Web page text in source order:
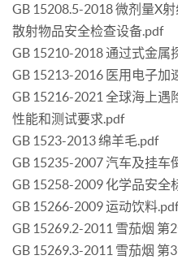
GB 15208.5-2018 微剂量X
散射物品安全检查设备.pdf
GB 15210-2018 通过式金属
GB 15213-2016 医用电子加
GB 15216-2021 全球海上遇
性能和测试要求.pdf
GB 1523-2013 绵羊毛.pdf
GB 15235-2007 汽车及挂车
GB 15258-2009 化学品安全
GB 15266-2009 运动饮料.pdf
GB 15269.2-2011 雪茄烟 第
GB 15269.3-2011 雪茄烟